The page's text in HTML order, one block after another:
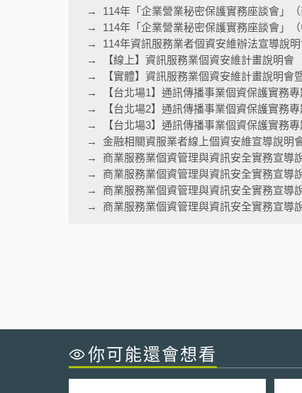
114年「企業營業秘密保護實務座談會」（
114年「企業營業秘密保護實務座談會」（
114年資訊服務業者個資安維辦法宣導說
【線上】資訊服務業個資安維計畫說明會
【實體】資訊服務業個資安維計畫說明會
【台北場1】通訊傳播事業個資保護實務
【台北場2】通訊傳播事業個資保護實務
【台北場3】通訊傳播事業個資保護實務
金融相關資服業者線上個資安維宣導說明
商業服務業個資管理與資訊安全實務宣導
商業服務業個資管理與資訊安全實務宣導
商業服務業個資管理與資訊安全實務宣導
商業服務業個資管理與資訊安全實務宣
你可能還會想看